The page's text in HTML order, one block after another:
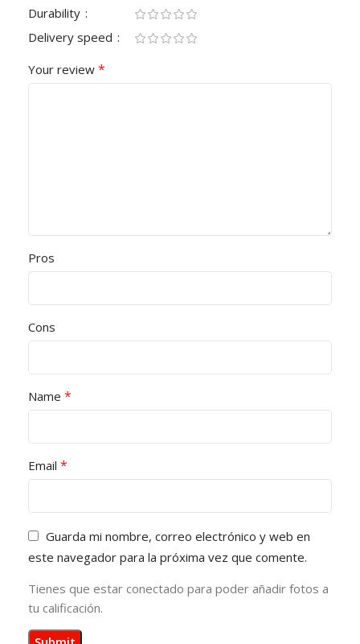
Durability
Delivery speed
Your review *
Pros
Cons
Name *
Email *
Guarda mi nombre, correo electrónico y web en
este navegador para la próxima vez que comente.
Tienes que estar conectado para poder añadir fotos a
tu calificación.